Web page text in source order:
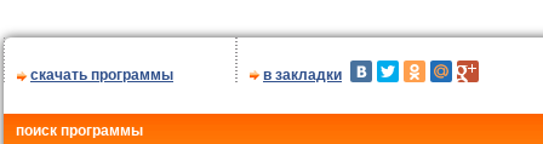
скачать программы в закладки
поиск программы